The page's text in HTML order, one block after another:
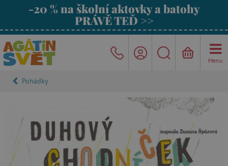
-20 % na školní aktovky a batohy
PRÁVĚ TEĎ >>
Menu
Pohádky